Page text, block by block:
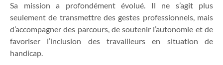
Sa mission a profondément évolué. Il ne s’agit plus
seulement de transmettre des gestes professionnels, mais
d’accompagner des parcours, de soutenir l’autonomie et de
favoriser l’inclusion des travailleurs en situation de
handicap.